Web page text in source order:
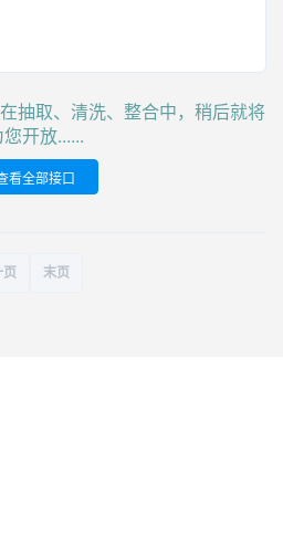
抽取、清洗、整合中，稍后就将
您开放......
看全部接口
页 末页